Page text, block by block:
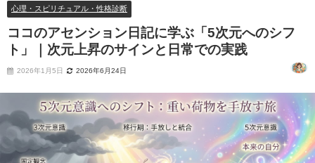
心理・スピリチュアル・性格診断
ココのアセンション日記に学ぶ「5次元へのシフ
ト」｜次元上昇のサインと日常での実践
2026年1月5日 2026年6月24日